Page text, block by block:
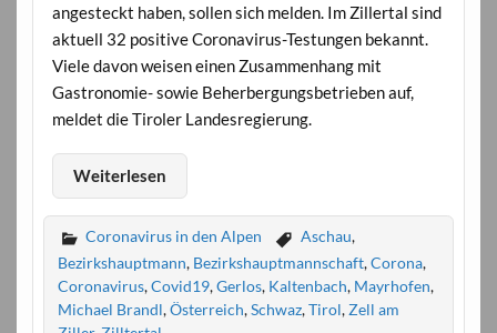
angesteckt haben, sollen sich melden. Im Zillertal sind
aktuell 32 positive Coronavirus-Testungen bekannt.
Viele davon weisen einen Zusammenhang mit
Gastronomie- sowie Beherbergungsbetrieben auf,
meldet die Tiroler Landesregierung.
Weiterlesen
Coronavirus in den Alpen Aschau,
Bezirkshauptmann, Bezirkshauptmannschaft,Corona,
Coronavirus,Covid19,Gerlos, Kaltenbach, Mayrhofen,
Michael Brandl,Österreich,Schwaz,Tirol,Zell am